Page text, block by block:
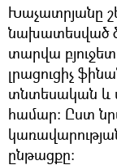
Խաչատրյանը
նախատեսված
տարվա
լրացուցիչ
տնտեսական և
համար։ Ըստ
ընթացքը։